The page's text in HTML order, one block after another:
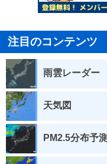
注目のコンテンツ
雨雲レーダー
天気図
PM2.5分布予測